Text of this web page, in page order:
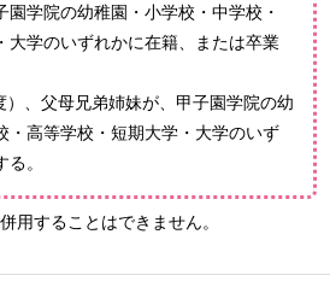
園学院の幼稚園・小学校・中学校・
大学のいずれかに在籍、または卒業
、父母兄弟姉妹が、甲子園学院の幼
・高等学校・短期大学・大学のいず
。
用することはできません。